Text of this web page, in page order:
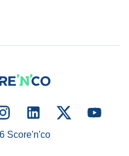
Score'n'co